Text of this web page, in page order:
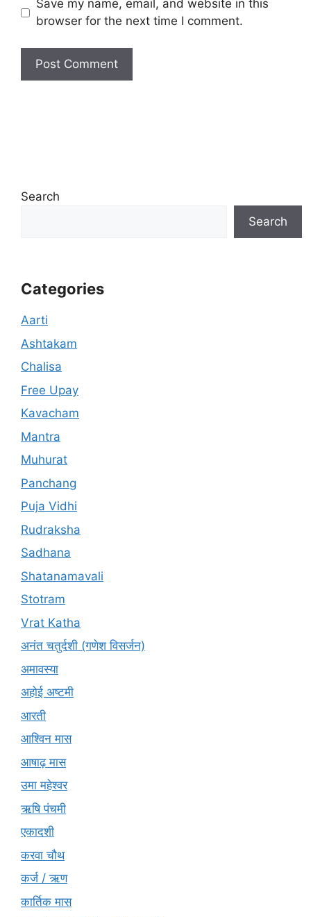
Save my name, email, and website in this
browser for the next time I comment.
Search
Search
Categories
Aarti
Ashtakam
Chalisa
Free Upay
Kavacham
Mantra
Muhurat
Panchang
Puja Vidhi
Rudraksha
Sadhana
Shatanamavali
Stotram
Vrat Katha
अनंत चतुर्दशी (गणेश विसर्जन)
अमावस्या
अहोई अष्टमी
आरती
आश्विन मास
आषाढ़ मास
उमा महेश्वर
ऋषि पंचमी
एकादशी
करवा चौथ
कर्ज / ऋण
कार्तिक मास